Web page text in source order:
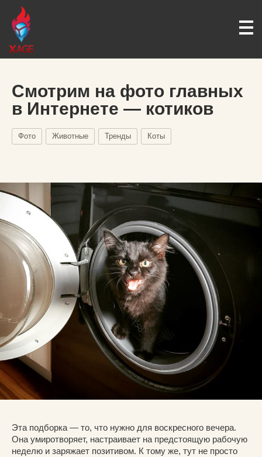
Смотрим на фото главных
в Интернете — котиков
Фото Животные Тренды Коты
Эта подборка — то, что нужно для воскресного вечера.
Она умиротворяет, настраивает на предстоящую рабочую
неделю и заряжает позитивом. К тому же, тут не просто